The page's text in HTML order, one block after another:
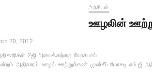
அரசியல்
ஊழலின்
20, 2012
2ஜி அலைக்கற்றை லோக்பால்
அதிகாரம் ஊழல் ஊற்றுக்கண் முன்சீப் மோசடி